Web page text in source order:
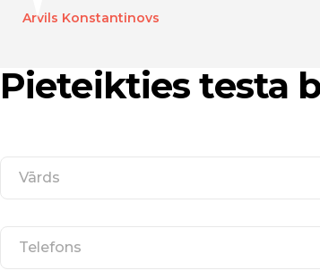
Arvils Konstantinovs
Pieteikties testa